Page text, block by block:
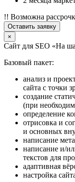
!! Возможна
Оставить заявку
×
Сайт для SEO «На
Базовый пакет:
анализ и
сайта с точки
создание
(при
определение
отрисовка и
и основных
написание
написание и/
текстов для
адаптивная
настройка